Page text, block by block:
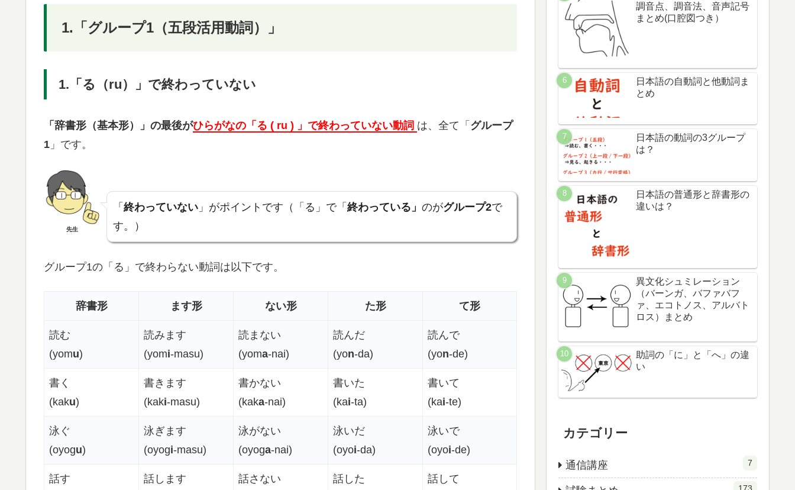
1.「グループ1（五段活用動詞）」
1.「る（ru）」で終わっていない
「辞書形（基本形）」の最後がひらがなの「る ( ru ) 」で終わっていない動詞 は、全て「 グループ
1 」です。
先生
「 終わっていない 」がポイントです（「る」で「 終わっている」 のがグループ2で
す。）
グループ1の「る」で終わらない動詞は以下です。
辞書形 ます形 ない形 た形 て形
読む
(yomu)
読みます
(yomi-masu)
読まない
(yoma-nai)
読んだ
(yon-da)
読んで
(yon-de)
書く
(kaku)
書きます
(kaki-masu)
書かない
(kaka-nai)
書いた
(kai-ta)
書いて
(kai-te)
泳ぐ
(oyogu)
泳ぎます
(oyogi-masu)
泳がない
(oyoga-nai)
泳いだ
(oyoi-da)
泳いで
(oyoi-de)
話す
話します
話さない
話した
話して
調音点、調音法、音声記号
まとめ(口腔図つき）
日本語の自動詞と他動詞ま
とめ
日本語の動詞の3グループ
は？
日本語の普通形と辞書形の
違いは？
異文化シュミレーション
（バーンガ、バファバフ
ァ、エコトノス、アルバト
ロス）まとめ
助詞の「に」と「へ」の違
い
カテゴリー
通信講座 7